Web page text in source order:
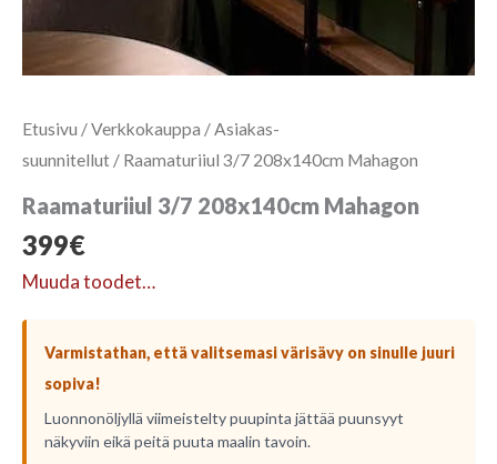
Etusivu /Verkkokauppa / Asiakas-
suunnitellut / Raamaturiiul 3/7 208x140cm Mahagon
Raamaturiiul 3/7 208x140cm Mahagon
399€
Muuda toodet…
Varmistathan, että valitsemasi värisävy on sinulle juuri
sopiva!
Luonnonöljyllä viimeistelty puupinta jättää puunsyyt
näkyviin eikä peitä puuta maalin tavoin.